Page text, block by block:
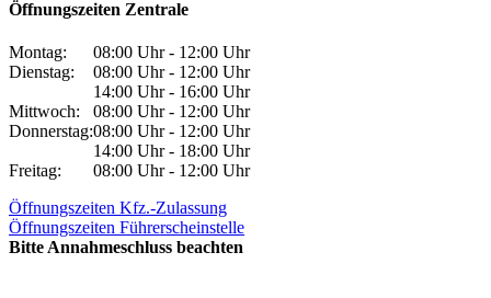
Öffnungszeiten Zentrale
Montag:
08:00 Uhr - 12:00 Uhr
Dienstag:
08:00 Uhr - 12:00 Uhr
14:00 Uhr - 16:00 Uhr
Mittwoch:
08:00 Uhr - 12:00 Uhr
Donnerstag:08:00 Uhr - 12:00 Uhr
14:00 Uhr - 18:00 Uhr
Freitag:
08:00 Uhr - 12:00 Uhr
Öffnungszeiten Kfz.-Zulassung
Öffnungszeiten Führerscheinstelle
Bitte Annahmeschluss beachten